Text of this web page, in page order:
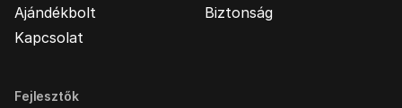
Ajándékbolt
Kapcsolat
Biztonság
Fejlesztők